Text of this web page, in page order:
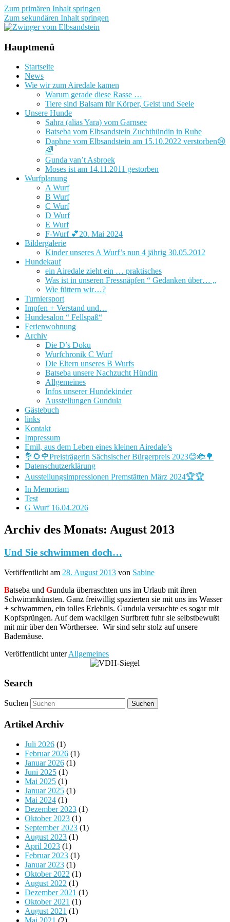
Zum primären Inhalt springen
Zum sekundären Inhalt springen
Zwinger vom Elbsandstein
Hauptmenü
Startseite
News
Wie wir zum Airedale kamen
Warum gerade diese Rasse …
Tiere sind Balsam für Körper, Geist und Seele
Unsere Hunde
Sahra (alias Yara) vom Garnsee
Batseba vom Elbsandstein Zuchthündin in Ruhe
Daphne vom Elbsandstein am 15.10.2022 verstorben😢
🌈
Gunda van’t Asbroek
Moses ist am 14.11.2011 gestorben
Wurfplanung
A Wurf
B Wurf
C Wurf
D Wurf
E Wurf
F-Wurf 💕20. Mai 2024
Bildergalerie
Kinder unseres A Wurf’s nun 4 jährig 30.05.2012
Hundekauf
ein Airedale zieht ein … praktisches
Was ist in unseren Fressnäpfen “ Gedanken über… „
Wie füttern wir…?
Turniersport
Impfen + Verstand und…
Hundesalon “ Fellspaß“
Ferienwohnung
Archiv
Die D’s Doku
Wurfchronik C Wurf
Die Eltern unseres B Wurfs
Batseba unsere Nachzucht Hündin
Allgemeines
Infos unserer Hundekinder
Ausstellungen Gundula
Gästebuch
links
Kontakt
Impressum
Emil, aus dem Leben eines kleinen Airedale’s
💐🌻🌹Preisträgerin Sächsischer Bürgerpreis 2023😊🐞🌳
Datenschutzerklärung
Ausstellungsimpressionen Premstätten März 2024🏆🏆
In Memoriam
Test
G Wurf 16.04.2026
Archiv des Monats: August 2013
Und Sie schwimmen doch…
Veröffentlicht am 28. August 2013 von Sabine
Batseba und Gundula überraschten uns im Urlaub mit ihren
Schwimmkünsten. Ganz freiwillig spazierten sie mit uns ins Wasser
+ schwammen, ein tolles Erlebnis. Gundula versuchte es sogar mit
Kopfsprüngen. Auf dem wackligen Surfbrett fuhr sie selbstbewußt
mit mir über den Wörthersee. Wir sind sehr stolz auf unsere
Bademäuse.
Veröffentlicht unter Allgemeines
Search
Suchen
Artikel Archiv
Juli 2026 (1)
Februar 2026 (1)
Januar 2026 (1)
Juni 2025 (1)
Mai 2025 (1)
Januar 2025 (1)
Mai 2024 (1)
Dezember 2023 (1)
Oktober 2023 (1)
September 2023 (1)
August 2023 (1)
April 2023 (1)
Februar 2023 (1)
Januar 2023 (1)
Oktober 2022 (1)
August 2022 (1)
Dezember 2021 (1)
Oktober 2021 (1)
August 2021 (1)
Mai 2021 (2)